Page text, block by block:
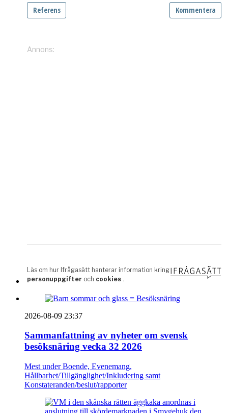
2026-08-09 23:37
Sammanfattning av nyheter om svensk
besöksnäring vecka 32 2026
Mest under Boende, Evenemang,
Hållbarhet/Tillgänglighet/Inkludering samt
Konstateranden/beslut/rapporter